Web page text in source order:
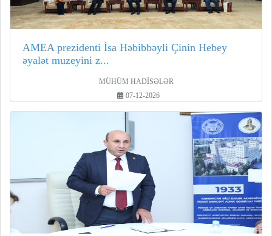
AMEA prezidenti İsa Həbibbəyli Çinin Hebey
əyalət muzeyini z...
MÜHÜM HADİSƏLƏR
07-12-2026